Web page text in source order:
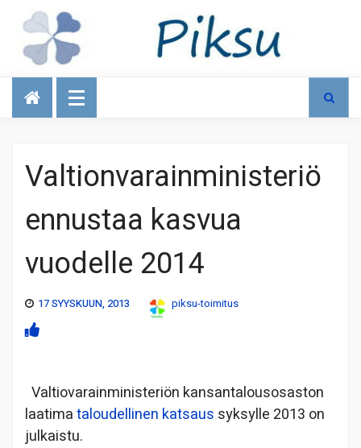
Talous
Valtionvarainministeriö
ennustaa kasvua
vuodelle 2014
17 SYYSKUUN, 2013 piksu-toimitus
Valtiovarainministeriön kansantalousosaston
laatimataloudellinen katsaus syksylle 2013 on
julkaistu.